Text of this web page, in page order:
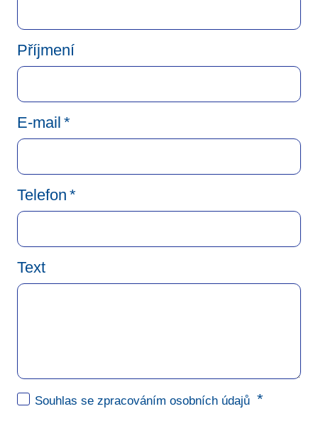
Příjmení
E-mail *
Telefon *
Text
Souhlas se zpracováním osobních údajů *